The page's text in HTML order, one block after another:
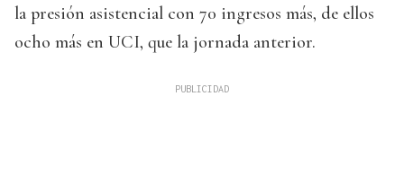
la presión asistencial con 70 ingresos más, de ellos
ocho más en UCI, que la jornada anterior.